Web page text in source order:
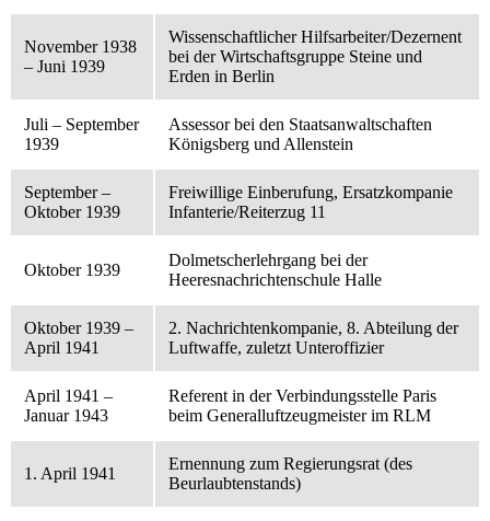
November 1938
– Juni 1939
Wissenschaftlicher Hilfsarbeiter/Dezernent
bei der Wirtschaftsgruppe Steine und
Erden in Berlin
Juli – September
1939
Assessor bei den Staatsanwaltschaften
Königsberg und Allenstein
September –
Oktober 1939
Freiwillige Einberufung, Ersatzkompanie
Infanterie/Reiterzug 11
Oktober 1939
Dolmetscherlehrgang bei der
Heeresnachrichtenschule Halle
Oktober 1939 –
April 1941
2. Nachrichtenkompanie, 8. Abteilung der
Luftwaffe, zuletzt Unteroffizier
April 1941 –
Januar 1943
Referent in der Verbindungsstelle Paris
beim Generalluftzeugmeister im RLM
1. April 1941
Ernennung zum Regierungsrat (des
Beurlaubtenstands)